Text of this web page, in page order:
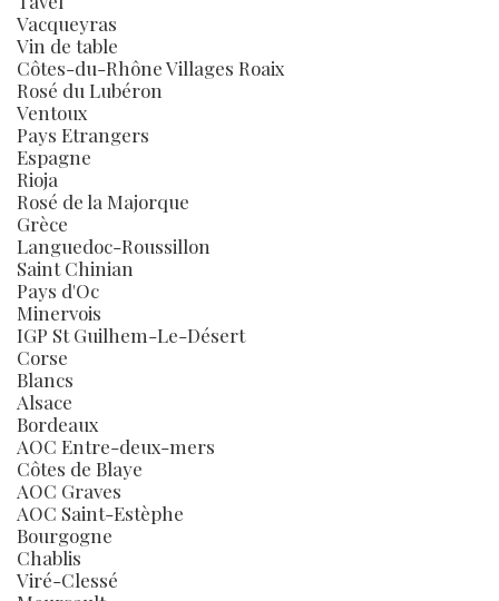
Vacqueyras
Vin de table
Côtes-du-Rhône Villages Roaix
Rosé du Lubéron
Ventoux
Pays Etrangers
Espagne
Rioja
Rosé de la Majorque
Grèce
Languedoc-Roussillon
Saint Chinian
Pays d'Oc
Minervois
IGP St Guilhem-Le-Désert
Corse
Blancs
Alsace
Bordeaux
AOC Entre-deux-mers
Côtes de Blaye
AOC Graves
AOC Saint-Estèphe
Bourgogne
Chablis
Viré-Clessé